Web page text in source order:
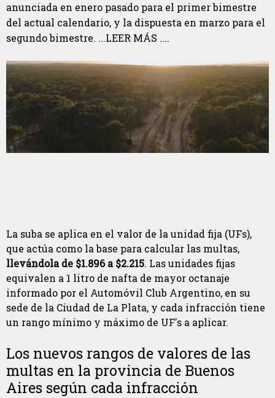
anunciada en enero pasado para el primer bimestre
del actual calendario, y la dispuesta en marzo para el
segundo bimestre. ...LEER MÁS ....
La suba se aplica en el valor de la unidad fija (UFs),
que actúa como la base para calcular las multas,
llevándola de $1.896 a $2.215. Las unidades fijas
equivalen a 1 litro de nafta de mayor octanaje
informado por el Automóvil Club Argentino, en su
sede de la Ciudad de La Plata, y cada infracción tiene
un rango mínimo y máximo de UF's a aplicar.
Los nuevos rangos de valores de las
multas en la provincia de Buenos
Aires según cada infracción